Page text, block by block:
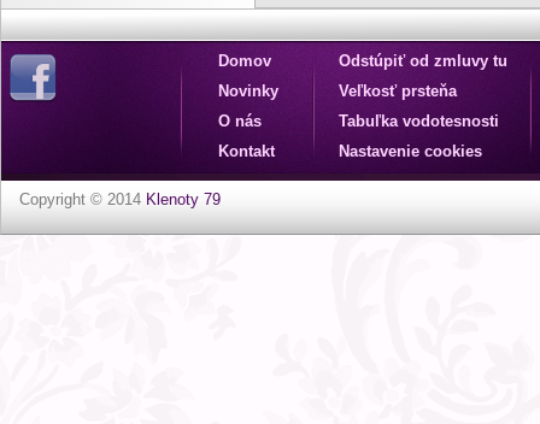
Domov
Novinky
O nás
Kontakt
Odstúpiť od zmluvy tu
Veľkosť prsteňa
Tabuľka vodotesnosti
Nastavenie cookies
Copyright © 2014 Klenoty 79